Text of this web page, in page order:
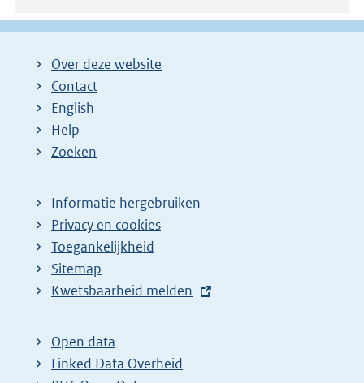
Over deze website
Contact
English
Help
Zoeken
Informatie hergebruiken
Privacy en cookies
Toegankelijkheid
Sitemap
E
t
e
r
Kwetsbaarheid melden
Open data
Linked Data Overheid